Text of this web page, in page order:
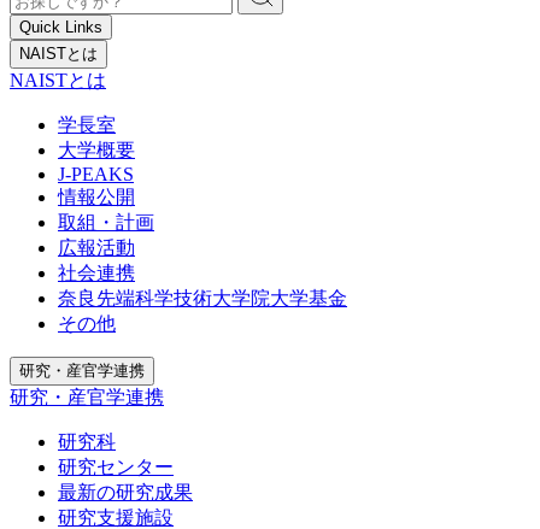
Quick Links
NAISTとは
NAISTとは
学長室
大学概要
J-PEAKS
情報公開
取組・計画
広報活動
社会連携
奈良先端科学技術大学院大学基金
その他
研究・産官学連携
研究・産官学連携
研究科
研究センター
最新の研究成果
研究支援施設